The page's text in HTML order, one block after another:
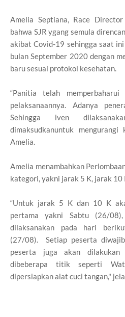
Amelia Septiana, Race
bahwa SJR ygang semula
akibat Covid-19 sehingga saat
bulan September 2020 dengan
baru sesuai protokol kesehatan.
“Panitia telah
pelaksanaannya. Adanya
Sehingga iven
dimaksudkanuntuk mengurangi
Amelia.
Amelia menambahkan
kategori, yakni jarak 5 K, jarak 10
“Untuk jarak 5 K dan 10 K
pertama yakni Sabtu (26/
dilaksanakan pada hari
(27/08). Setiap peserta
peserta juga akan dilakukan
dibeberapa titik seperti
dipersiapkan alat cuci tangan,"